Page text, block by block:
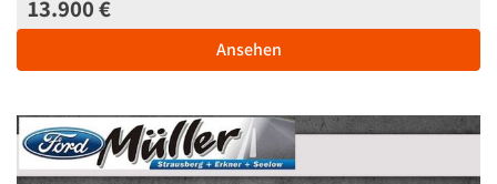
13.900 €
Ansehen